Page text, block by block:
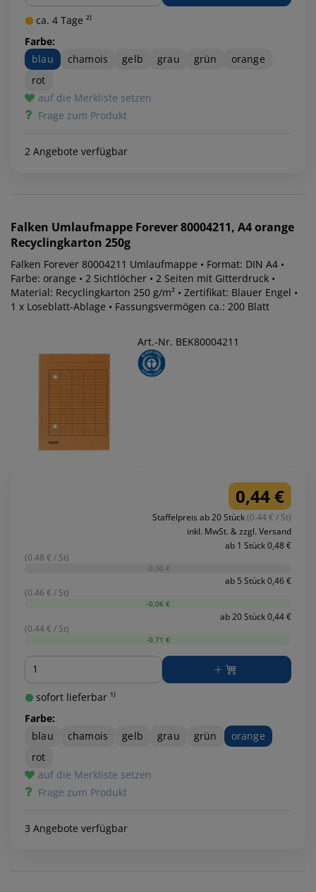
ca. 4 Tage ²⁾
Farbe:
blau
chamois gelb grau grün
orange
rot
auf die Merkliste setzen
Frage zum Produkt
2 Angebote verfügbar
Falken Umlaufmappe Forever 80004211, A4 orange
Recyclingkarton 250g
Falken Forever 80004211 Umlaufmappe • Format: DIN A4 •
Farbe: orange • 2 Sichtlöcher • 2 Seiten mit Gitterdruck •
Material: Recyclingkarton 250 g/m² • Zertifikat: Blauer Engel •
1 x Loseblatt-Ablage • Fassungsvermögen ca.: 200 Blatt
Art.-Nr. BEK80004211
0,44 €
Staffelpreis ab 20 Stück(0.44 € / St)
inkl. MwSt. & zzgl. Versand
ab 1 Stück 0,48 €
(0.48 € / St)
-0,00 €
ab 5 Stück 0,46 €
(0.46 € / St)
-0,06 €
ab 20 Stück 0,44 €
(0.44 € / St)
-0,71 €
Menge
sofort lieferbar ¹⁾
Farbe:
blau
chamois gelb grau grün
orange
rot
auf die Merkliste setzen
Frage zum Produkt
3 Angebote verfügbar